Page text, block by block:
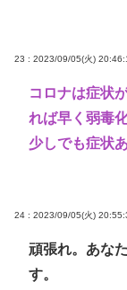
23 : 2023/09/05(火)
コロナは症状
れば早く弱毒
少しでも症状
24 : 2023/09/05(火)
頑張れ。あな
す。